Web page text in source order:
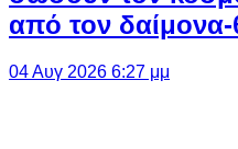
από τον
04 Αυγ 2026 6:27 μμ